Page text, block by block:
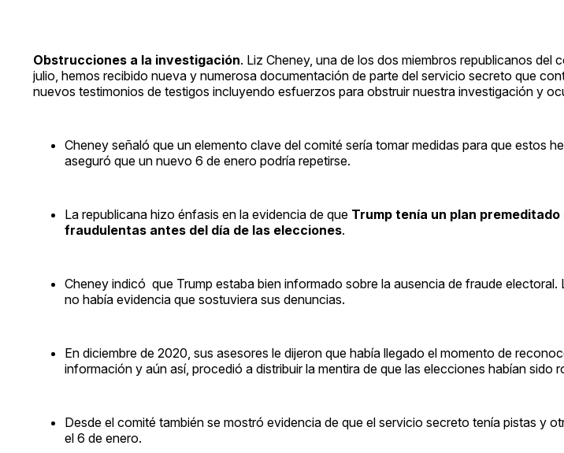
Obstrucciones a la investigación. Liz Cheney, una de los dos miembros republicanos del
julio, hemos recibido nueva y numerosa documentación de parte del servicio secreto que
nuevos testimonios de testigos incluyendo esfuerzos para obstruir nuestra investigación y
Cheney señaló que un elemento clave del comité sería tomar medidas para que estos
aseguró que un nuevo 6 de enero podría repetirse.
La republicana hizo énfasis en la evidencia de que Trump tenía un plan
fraudulentas antes del día de las elecciones.
Cheney indicó que Trump estaba bien informado sobre la ausencia de fraude
no había evidencia que sostuviera sus denuncias.
En diciembre de 2020, sus asesores le dijeron que había llegado el momento de
información y aún así, procedió a distribuir la mentira de que las elecciones habían sido
Desde el comité también se mostró evidencia de que el servicio secreto tenía pistas y
el 6 de enero.